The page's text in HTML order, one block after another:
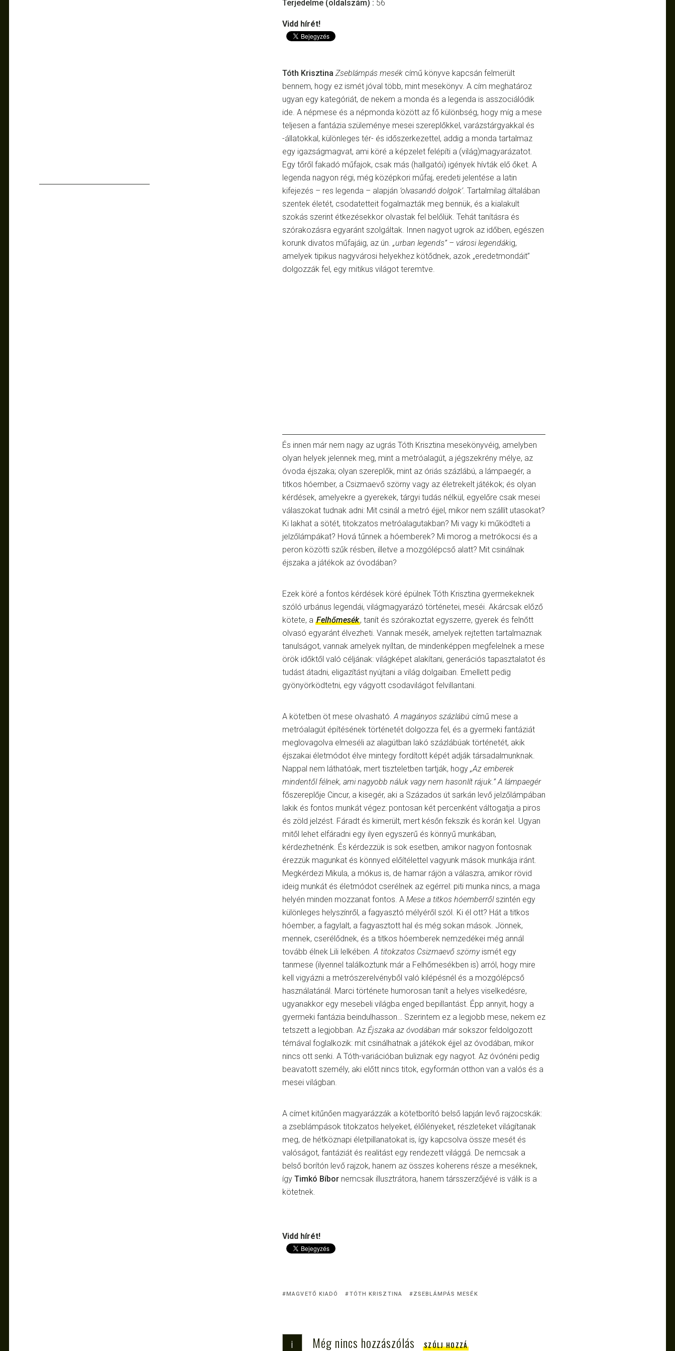
Terjedelme (oldalszám) : 56
Vidd hírét!
Tóth Krisztina Zseblámpás mesék című könyve kapcsán felmerült
bennem, hogy ez ismét jóval több, mint mesekönyv. A cím meghatároz
ugyan egy kategóriát, de nekem a monda és a legenda is asszociálódik
ide. A népmese és a népmonda között az fő különbség, hogy míg a mese
teljesen a fantázia szüleménye mesei szereplőkkel, varázstárgyakkal és
-állatokkal, különleges tér- és időszerkezettel, addig a monda tartalmaz
egy igazságmagvat, ami köré a képzelet felépíti a (világ)magyarázatot.
Egy tőről fakadó műfajok, csak más (hallgatói) igények hívták elő őket. A
legenda nagyon régi, még középkori műfaj, eredeti jelentése a latin
kifejezés – res legenda – alapján ’olvasandó dolgok’. Tartalmilag általában
szentek életét, csodatetteit fogalmazták meg bennük, és a kialakult
szokás szerint étkezésekkor olvastak fel belőlük. Tehát tanításra és
szórakozásra egyaránt szolgáltak. Innen nagyot ugrok az időben, egészen
korunk divatos műfajáig, az ún. „urban legends” – városi legendákig,
amelyek tipikus nagyvárosi helyekhez kötődnek, azok „eredetmondáit”
dolgozzák fel, egy mitikus világot teremtve.
És innen már nem nagy az ugrás Tóth Krisztina mesekönyvéig, amelyben
olyan helyek jelennek meg, mint a metróalagút, a jégszekrény mélye, az
óvoda éjszaka; olyan szereplők, mint az óriás százlábú, a lámpaegér, a
titkos hóember, a Csizmaevő szörny vagy az életrekelt játékok; és olyan
kérdések, amelyekre a gyerekek, tárgyi tudás nélkül, egyelőre csak mesei
válaszokat tudnak adni: Mit csinál a metró éjjel, mikor nem szállít utasokat?
Ki lakhat a sötét, titokzatos metróalagutakban? Mi vagy ki működteti a
jelzőlámpákat? Hová tűnnek a hóemberek? Mi morog a metrókocsi és a
peron közötti szűk résben, illetve a mozgólépcső alatt? Mit csinálnak
éjszaka a játékok az óvodában?
Ezek köré a fontos kérdések köré épülnek Tóth Krisztina gyermekeknek
szóló urbánus legendái, világmagyarázó történetei, meséi. Akárcsak előző
kötete, a Felhőmesék, tanít és szórakoztat egyszerre, gyerek és felnőtt
olvasó egyaránt élvezheti. Vannak mesék, amelyek rejtetten tartalmaznak
tanulságot, vannak amelyek nyíltan, de mindenképpen megfelelnek a mese
örök időktől való céljának: világképet alakítani, generációs tapasztalatot és
tudást átadni, eligazítást nyújtani a világ dolgaiban. Emellett pedig
gyönyörködtetni, egy vágyott csodavilágot felvillantani.
A kötetben öt mese olvasható. A magányos százlábú című mese a
metróalagút építésének történetét dolgozza fel, és a gyermeki fantáziát
meglovagolva elmeséli az alagútban lakó százlábúak történetét, akik
éjszakai életmódot élve mintegy fordított képét adják társadalmunknak.
Nappal nem láthatóak, mert tiszteletben tartják, hogy „Az emberek
mindentől félnek, ami nagyobb náluk vagy nem hasonlít rájuk.” A lámpaegér
főszereplője Cincur, a kisegér, aki a Százados út sarkán levő jelzőlámpában
lakik és fontos munkát végez: pontosan két percenként váltogatja a piros
és zöld jelzést. Fáradt és kimerült, mert későn fekszik és korán kel. Ugyan
mitől lehet elfáradni egy ilyen egyszerű és könnyű munkában,
kérdezhetnénk. És kérdezzük is sok esetben, amikor nagyon fontosnak
érezzük magunkat és könnyed előítélettel vagyunk mások munkája iránt.
Megkérdezi Mikula, a mókus is, de hamar rájön a válaszra, amikor rövid
ideig munkát és életmódot cserélnek az egérrel: piti munka nincs, a maga
helyén minden mozzanat fontos. A Mese a titkos hóemberrőlszintén egy
különleges helyszínről, a fagyasztó mélyéről szól. Ki él ott? Hát a titkos
hóember, a fagylalt, a fagyasztott hal és még sokan mások. Jönnek,
mennek, cserélődnek, és a titkos hóemberek nemzedékei még annál
tovább élnek Lili lelkében. A titokzatos Csizmaevő szörnyismét egy
tanmese (ilyennel találkoztunk már a Felhőmesékben is) arról, hogy mire
kell vigyázni a metrószerelvényből való kilépésnél és a mozgólépcső
használatánál. Marci története humorosan tanít a helyes viselkedésre,
ugyanakkor egy mesebeli világba enged bepillantást. Épp annyit, hogy a
gyermeki fantázia beindulhasson… Szerintem ez a legjobb mese, nekem ez
tetszett a legjobban. Az Éjszaka az óvodában már sokszor feldolgozott
témával foglalkozik: mit csinálhatnak a játékok éjjel az óvodában, mikor
nincs ott senki. A Tóth-variációban buliznak egy nagyot. Az óvónéni pedig
beavatott személy, aki előtt nincs titok, egyformán otthon van a valós és a
mesei világban.
A címet kitűnően magyarázzák a kötetborító belső lapján levő rajzocskák:
a zseblámpások titokzatos helyeket, élőlényeket, részleteket világítanak
meg, de hétköznapi életpillanatokat is, így kapcsolva össze mesét és
valóságot, fantáziát és realitást egy rendezett világgá. De nemcsak a
belső borítón levő rajzok, hanem az összes koherens része a meséknek,
így Timkó Bíbor nemcsak illusztrátora, hanem társszerzőjévé is válik is a
kötetnek.
Vidd hírét!
MAGVETŐ KIADÓ TÓTH KRISZTINA ZSEBLÁMPÁS MESÉK
i Még nincs hozzászólás SZÓLJ HOZZÁ